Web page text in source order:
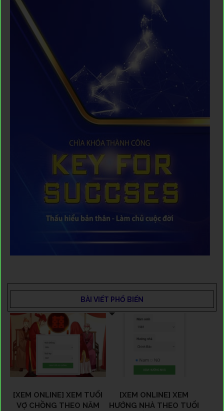
BÀI VIẾT PHỔ BIẾN
[XEM ONLINE] XEM TUỔI
VỢ CHỒNG THEO NĂM
[XEM ONLINE] XEM
HƯỚNG NHÀ THEO TUỔI